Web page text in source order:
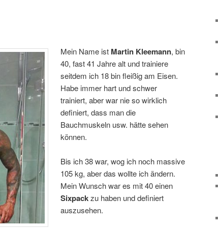
Mein Name ist Martin Kleemann, bin
40, fast 41 Jahre alt und trainiere
seitdem ich 18 bin fleißig am Eisen.
Habe immer hart und schwer
trainiert, aber war nie so wirklich
definiert, dass man die
Bauchmuskeln usw. hätte sehen
können.
Bis ich 38 war, wog ich noch massive
105 kg, aber das wollte ich ändern.
Mein Wunsch war es mit 40 einen
Sixpackzu haben und definiert
auszusehen.